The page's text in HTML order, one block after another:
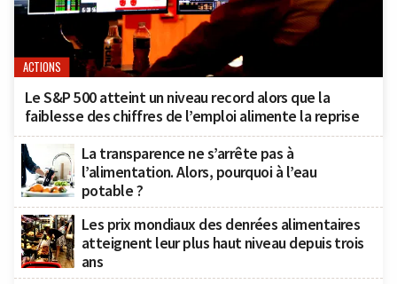
ACTIONS
Le S&P 500 atteint un niveau record alors que la
faiblesse des chiffres de l’emploi alimente la reprise
La transparence ne s’arrête pas à
l’alimentation. Alors, pourquoi à l’eau
potable ?
Les prix mondiaux des denrées alimentaires
atteignent leur plus haut niveau depuis trois
ans